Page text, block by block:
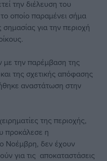
την διέλευση του
οποίο παραμένει σήμα
σημασίας για την περιοχή
την παρέμβαση της
της σχετικής απόφασης
αναστάτωση στην
της περιοχής,
προκάλεσε η
Νοέμβρη, δεν έχουν
για τις αποκαταστάσεις